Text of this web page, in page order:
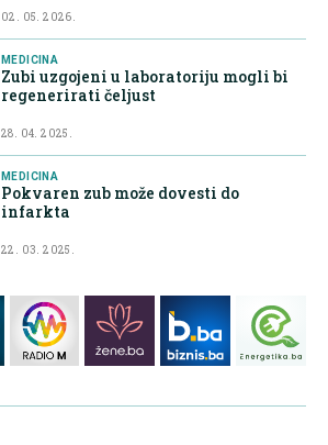
02. 05. 2026.
MEDICINA
Zubi uzgojeni u laboratoriju mogli bi
regenerirati čeljust
28. 04. 2025.
MEDICINA
Pokvaren zub može dovesti do
infarkta
22. 03. 2025.